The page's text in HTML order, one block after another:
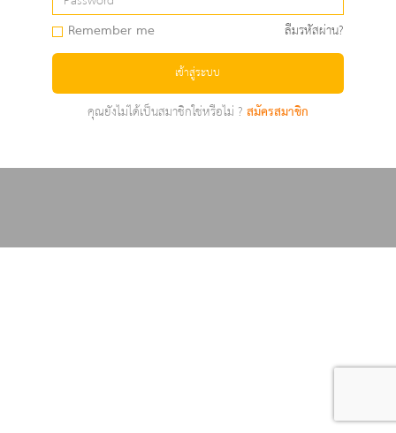
Remember me ลืมรหัสผ่าน?
เข้าสู่ระบบ
คุณยังไม่ได้เป็นสมาชิกใช่หรือไม่ ?สมัครสมาชิก